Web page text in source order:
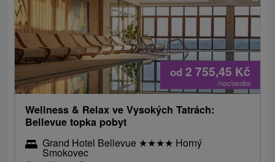
od 2 755,45 Kč
/noc/osoba
Wellness & Relax ve Vysokých Tatrách:
Bellevue topka pobyt
Grand Hotel Bellevue ★★★★ Horný
Smokovec